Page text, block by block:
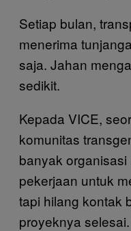
Setiap bulan,
menerima
saja. Jahan
sedikit.
Kepada VICE,
komunitas
banyak
pekerjaan untuk
tapi hilang kontak
proyeknya selesai.